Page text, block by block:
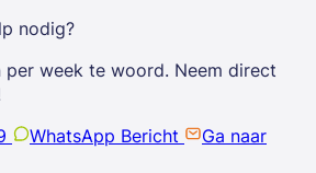
nodig?
per week te woord. Neem direct
WhatsApp Bericht
Ga naar